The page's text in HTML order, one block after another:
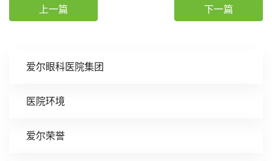
爱尔眼科医院集团
医院环境
爱尔荣誉
上一篇 下一篇